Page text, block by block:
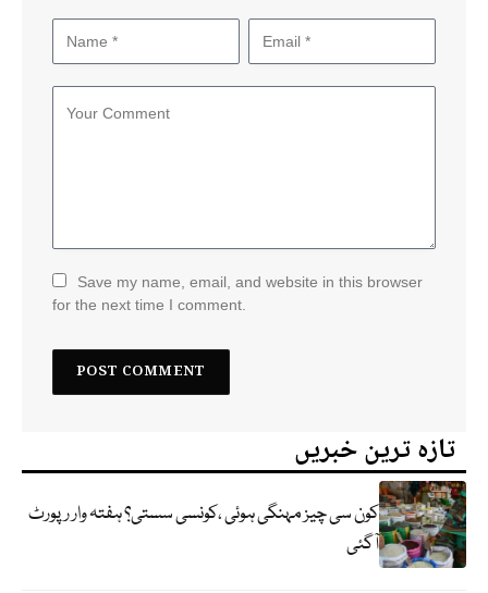
Save my name, email, and website in this browser
for the next time I comment.
تازہ ترین خبریں
کون سی چیز مہنگی ہوئی ،کونسی سستی؟ ہفتہ وار رپورٹ
آگئی